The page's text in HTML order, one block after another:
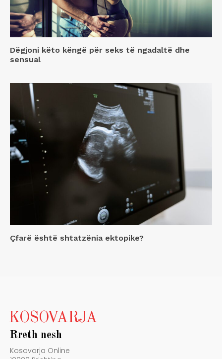
Dëgjoni këto këngë për seks të ngadaltë dhe
sensual
Çfarë është shtatzënia ektopike?
KOSOVARJA
Rreth nesh
Kosovarja Online